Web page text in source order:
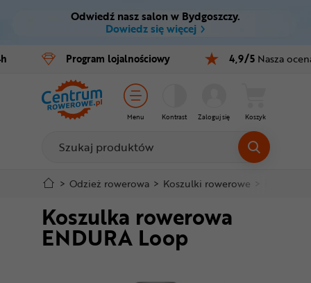
Ctrl M
Menu główne
Informacje o produkcie
Do koszyka
Szczegółowe informacje
Stopka
Odwiedź nasz salon w Bydgoszczy.
Dowiedz się więcej
Program lojalnościowy 4,9/5 Nasza
Menu Kontrast Zaloguj się Koszyk
Rowery
E-bike
Części
Akcesoria
Odzież
Kaski
Buty
> Odzież rowerowa > Koszulki rowerowe
Koszulka rowerowa
ENDURA Loop